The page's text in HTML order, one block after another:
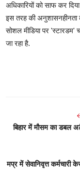
अधिकारियों को साफ कर
इस तरह की अनुशासनहीनता
सोशल मीडिया पर 'स्टारडम'
जा रहा है.
बिहार में मौसम का डबल
मप्र में सेवानिवृत्त